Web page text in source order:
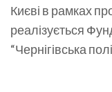
Києві в рамках
реалізується
“Чернігівська